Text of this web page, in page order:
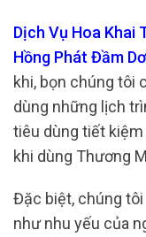
Dịch Vụ Hoa Khai
Hồng Phát Đầm
khi, bọn chúng tôi
dùng những lịch
tiêu dùng tiết
khi dùng Thương
Đặc biệt, chúng
như nhu yếu của